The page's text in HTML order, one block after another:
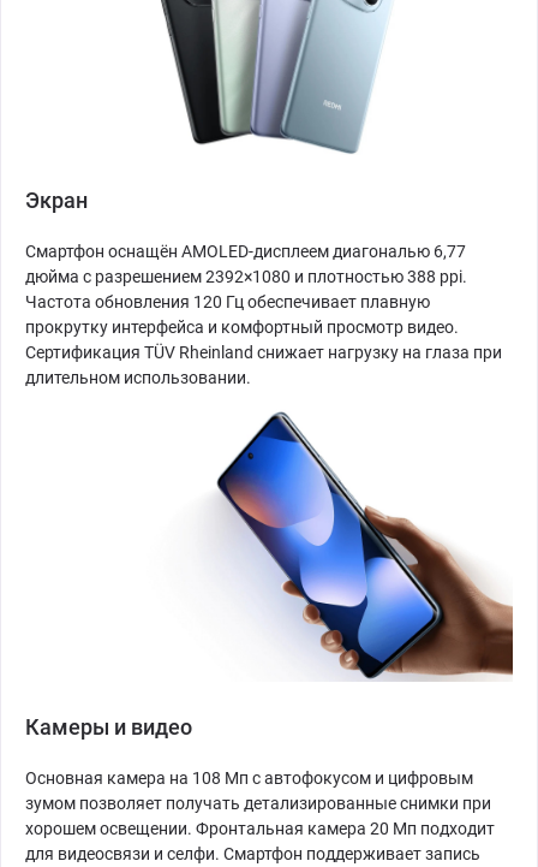
Экран
Смартфон оснащён AMOLED-дисплеем диагональю 6,77
дюйма с разрешением 2392×1080 и плотностью 388 ppi.
Частота обновления 120 Гц обеспечивает плавную
прокрутку интерфейса и комфортный просмотр видео.
Сертификация TÜV Rheinland снижает нагрузку на глаза при
длительном использовании.
Камеры и видео
Основная камера на 108 Мп с автофокусом и цифровым
зумом позволяет получать детализированные снимки при
хорошем освещении. Фронтальная камера 20 Мп подходит
для видеосвязи и селфи. Смартфон поддерживает запись